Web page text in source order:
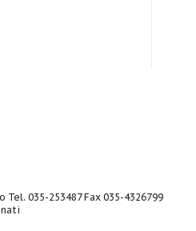
035-253487 Fax 035-4326799